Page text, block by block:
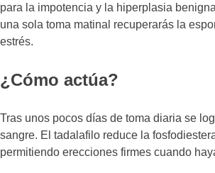
para la impotencia y la hiperplasia
una sola toma matinal recuperarás la
estrés.
¿Cómo actúa?
Tras unos pocos días de toma diaria se
sangre. El tadalafilo reduce la
permitiendo erecciones firmes cuando